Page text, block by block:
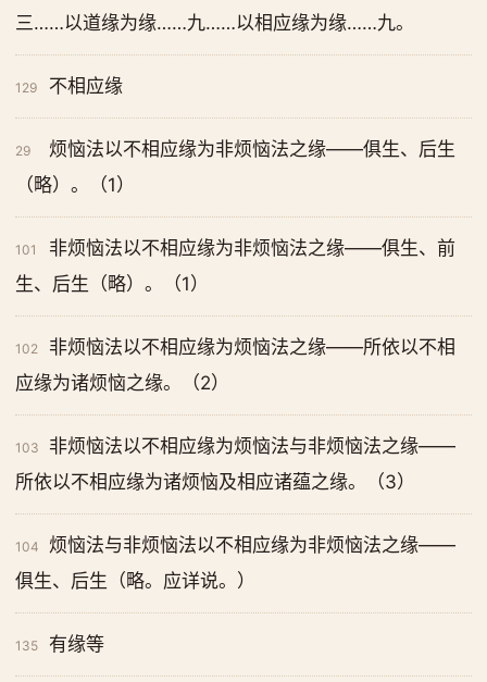
三……以道缘为缘……九……以相应缘为缘……九。
129 不相应缘
29
烦恼法以不相应缘为非烦恼法之缘——俱生、后生
（略）。（1）
101
非烦恼法以不相应缘为非烦恼法之缘——俱生、前
生、后生（略）。（1）
102
非烦恼法以不相应缘为烦恼法之缘——所依以不相
应缘为诸烦恼之缘。（2）
103
非烦恼法以不相应缘为烦恼法与非烦恼法之缘——
所依以不相应缘为诸烦恼及相应诸蕴之缘。（3）
104
烦恼法与非烦恼法以不相应缘为非烦恼法之缘——
俱生、后生（略。应详说。）
135 有缘等